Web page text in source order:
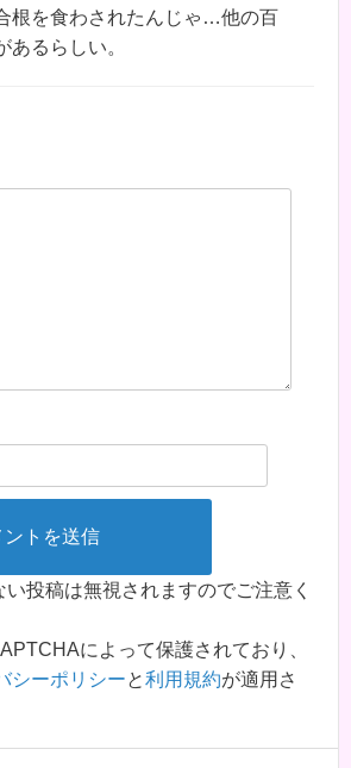
根を食わされたんじゃ…他の百
あるらしい。
い投稿は無視されますのでご注意く
によって保護されており、
シーポリシーと利用規約が適用さ